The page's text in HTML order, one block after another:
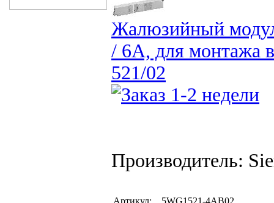
Жалюзийный
/ 6А, для монтажа
521/02
Производитель:
Артикул:
5WG1521-4AB02